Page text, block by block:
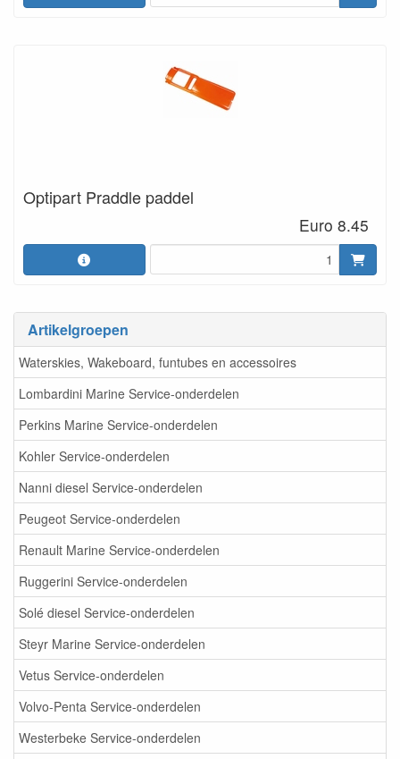
Artikelgroepen
Waterskies, Wakeboard, funtubes en accessoires
Lombardini Marine Service-onderdelen
Perkins Marine Service-onderdelen
Kohler Service-onderdelen
Nanni diesel Service-onderdelen
Peugeot Service-onderdelen
Renault Marine Service-onderdelen
Ruggerini Service-onderdelen
Solé diesel Service-onderdelen
Steyr Marine Service-onderdelen
Vetus Service-onderdelen
Volvo-Penta Service-onderdelen
Westerbeke Service-onderdelen
Optipart Praddle paddel
Euro 8.45